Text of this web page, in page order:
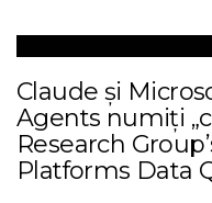
Claude și
Agents numiți
Research
Platforms Data